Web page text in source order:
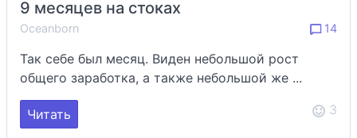
9 месяцев на стоках
Oceanborn 14
Так себе был месяц. Виден небольшой рост
общего заработка, а также небольшой же ...
Читать 3